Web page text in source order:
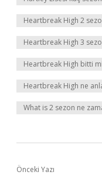
Heartbreak High 2
Heartbreak High 3
Heartbreak High bitti mi
Heartbreak High ne
What is 2 sezon ne
Önceki Yazı